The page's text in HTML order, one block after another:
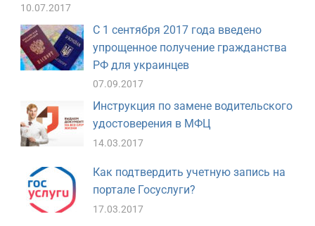
10.07.2017
С 1 сентября 2017 года введено
упрощенное получение гражданства
РФ для украинцев
07.09.2017
Инструкция по замене водительского
удостоверения в МФЦ
14.03.2017
Как подтвердить учетную запись на
портале Госуслуги?
17.03.2017